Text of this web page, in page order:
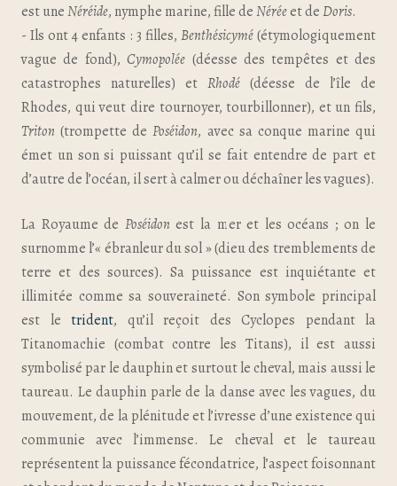
est uneNéréide, nymphe marine, fille deNéréeet deDoris.
- Ils ont 4 enfants : 3 filles, Benthésicymé(étymologiquement
vague de fond),Cymopolée (déesse des tempêtes et des
catastrophes naturelles) et Rhodé (déesse de l’île de
Rhodes, qui veut dire tournoyer, tourbillonner), et un fils,
Triton (trompette dePoséidon, avec sa conque marine qui
émet un son si puissant qu’il se fait entendre de part et
d’autre de l’océan, il sert à calmer ou déchaîner les vagues).
La Royaume de Poséidon est la mer et les océans ; on le
surnomme l’« ébranleur du sol » (dieu des tremblements de
terre et des sources). Sa puissance est inquiétante et
illimitée comme sa souveraineté. Son symbole principal
est le trident, qu’il reçoit des Cyclopes pendant la
Titanomachie (combat contre les Titans), il est aussi
symbolisé par le dauphin et surtout le cheval, mais aussi le
taureau. Le dauphin parle de la danse avec les vagues, du
mouvement, de la plénitude et l’ivresse d’une existence qui
communie avec l’immense. Le cheval et le taureau
représentent la puissance fécondatrice, l’aspect foisonnant